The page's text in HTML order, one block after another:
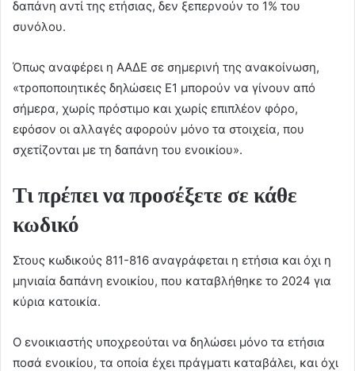
δαπάνη αντί της ετήσιας, δεν ξεπερνούν το 1% του
συνόλου.
Όπως αναφέρει η ΑΑΔΕ σε σημερινή της ανακοίνωση,
«τροποποιητικές δηλώσεις Ε1 μπορούν να γίνουν από
σήμερα, χωρίς πρόστιμο και χωρίς επιπλέον φόρο,
εφόσον οι αλλαγές αφορούν μόνο τα στοιχεία, που
σχετίζονται με τη δαπάνη του ενοικίου».
Τι πρέπει να προσέξετε σε κάθε
κωδικό
Στους κωδικούς 811-816 αναγράφεται η ετήσια και όχι η
μηνιαία δαπάνη ενοικίου, που καταβλήθηκε το 2024 για
κύρια κατοικία.
Ο ενοικιαστής υποχρεούται να δηλώσει μόνο τα ετήσια
ποσά ενοικίου, τα οποία έχει πράγματι καταβάλει, και όχι